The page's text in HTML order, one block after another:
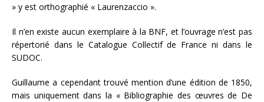
» y est orthographié « Laurenzaccio ».
Il n’en existe aucun exemplaire à la BNF, et l’ouvrage n’est pas
répertorié dans le Catalogue Collectif de France ni dans le
SUDOC.
Guillaume a cependant trouvé mention d’une édition de 1850,
mais uniquement dans la « Bibliographie des œuvres de De